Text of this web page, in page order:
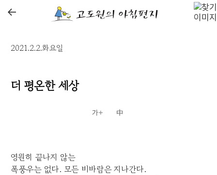
←
2021.2.2.화요일
더 평온한 세상
영원히 끝나지 않는
폭풍우는 없다. 모든 비바람은 지나간다.